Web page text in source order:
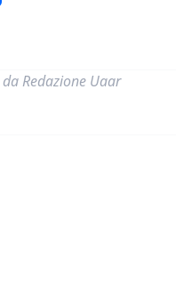
da Redazione Uaar